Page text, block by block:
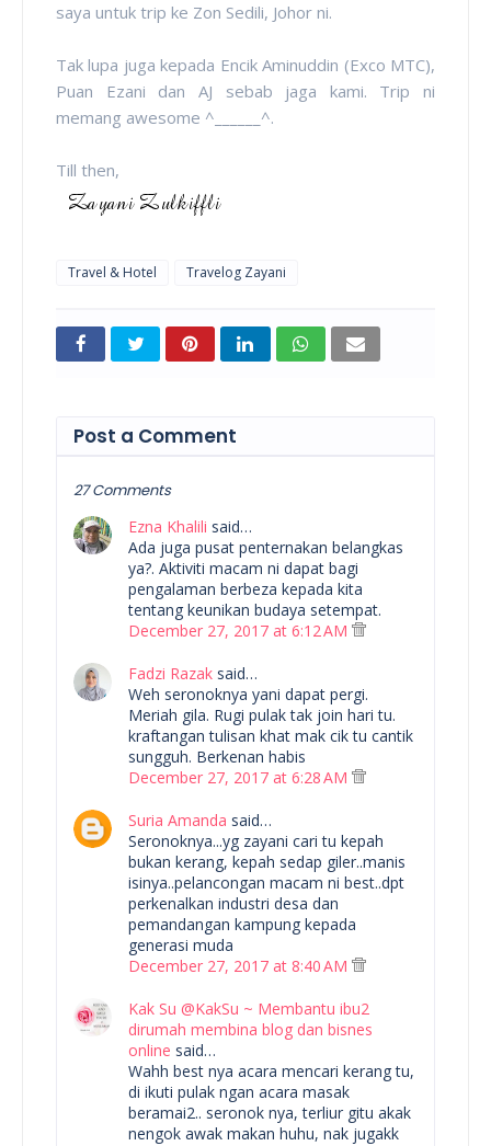
saya untuk trip ke Zon Sedili, Johor ni.
Tak lupa juga kepada Encik Aminuddin (Exco MTC),
Puan Ezani dan AJ sebab jaga kami. Trip ni
memang awesome ^______^.
Till then,
Travel & Hotel Travelog Zayani
Post a Comment
27 Comments
Ezna Khalili said…
Ada juga pusat penternakan belangkas
ya?. Aktiviti macam ni dapat bagi
pengalaman berbeza kepada kita
tentang keunikan budaya setempat.
December 27, 2017 at 6:12 AM
Fadzi Razak said…
Weh seronoknya yani dapat pergi.
Meriah gila. Rugi pulak tak join hari tu.
kraftangan tulisan khat mak cik tu cantik
sungguh. Berkenan habis
December 27, 2017 at 6:28 AM
Suria Amanda said…
Seronoknya...yg zayani cari tu kepah
bukan kerang, kepah sedap giler..manis
isinya..pelancongan macam ni best..dpt
perkenalkan industri desa dan
pemandangan kampung kepada
generasi muda
December 27, 2017 at 8:40 AM
Kak Su @KakSu ~ Membantu ibu2
dirumah membina blog dan bisnes
online said…
Wahh best nya acara mencari kerang tu,
di ikuti pulak ngan acara masak
beramai2.. seronok nya, terliur gitu akak
nengok awak makan huhu, nak jugakk